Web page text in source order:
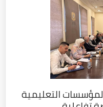
التعليمية